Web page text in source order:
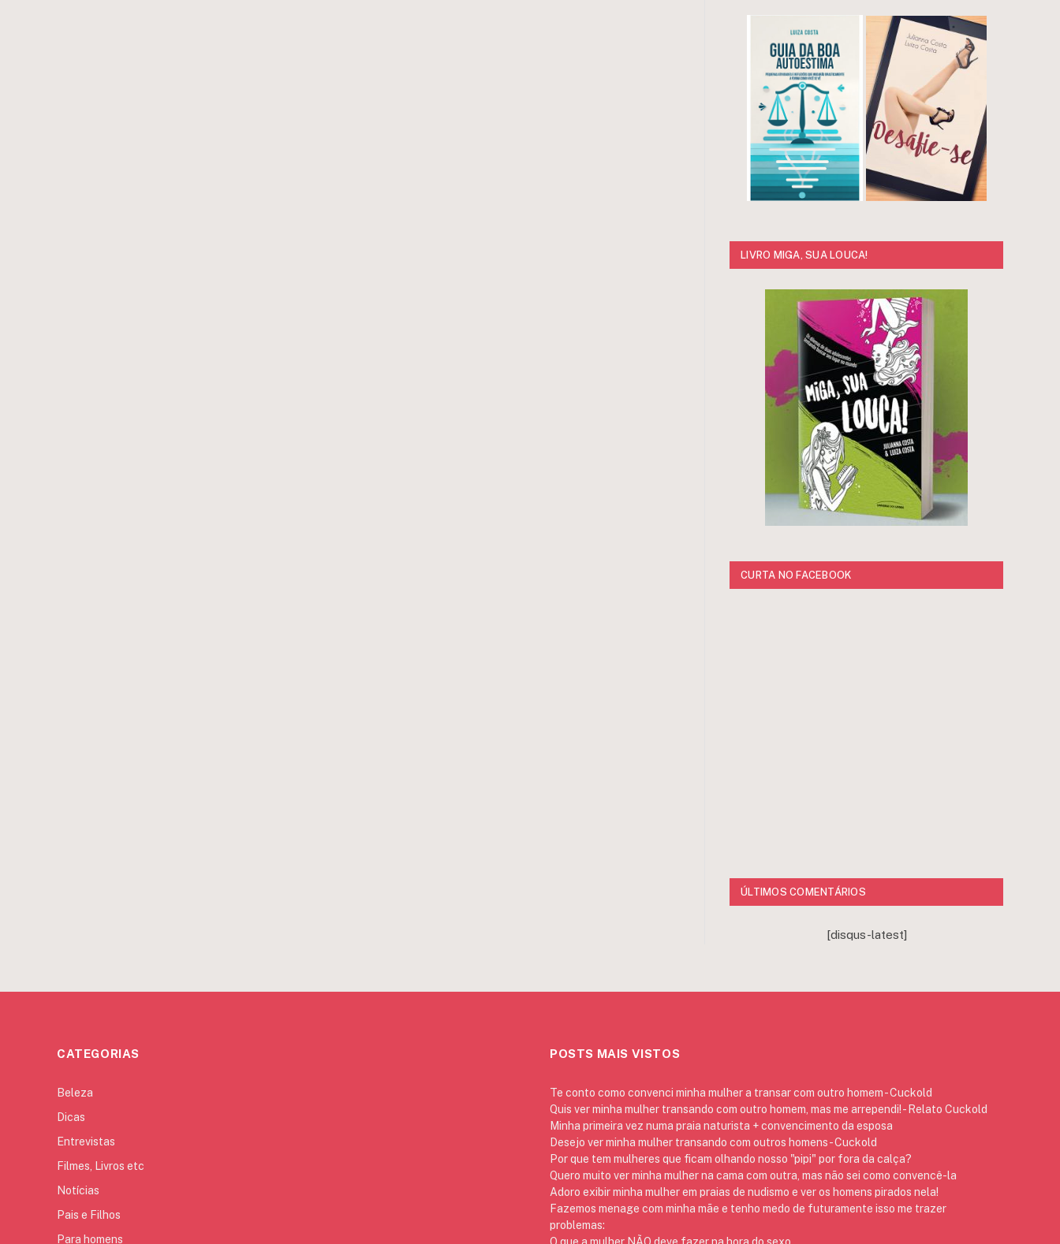
LIVRO MIGA, SUA LOUCA!
CURTA NO FACEBOOK
ÚLTIMOS COMENTÁRIOS
[disqus-latest]
CATEGORIAS
Beleza
Dicas
Entrevistas
Filmes, Livros etc
Notícias
Pais e Filhos
Para homens
POSTS MAIS VISTOS
Te conto como convenci minha mulher a transar com outro homem - Cuckold
Quis ver minha mulher transando com outro homem, mas me arrependi! - Relato Cuckold
Minha primeira vez numa praia naturista + convencimento da esposa
Desejo ver minha mulher transando com outros homens - Cuckold
Por que tem mulheres que ficam olhando nosso "pipi" por fora da calça?
Quero muito ver minha mulher na cama com outra, mas não sei como convencê-la
Adoro exibir minha mulher em praias de nudismo e ver os homens pirados nela!
Fazemos menage com minha mãe e tenho medo de futuramente isso me trazer
problemas:
O que a mulher NÃO deve fazer na hora do sexo